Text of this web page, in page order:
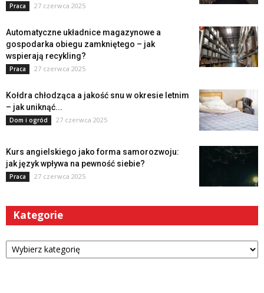
Praca 27 czerwca 2025
Automatyczne układnice magazynowe a
gospodarka obiegu zamkniętego – jak
wspierają recykling?
Praca 27 czerwca 2025
Kołdra chłodząca a jakość snu w okresie letnim
– jak uniknąć...
Dom i ogród 27 czerwca 2025
Kurs angielskiego jako forma samorozwoju:
jak język wpływa na pewność siebie?
Praca 27 czerwca 2025
Kategorie
Kategorie